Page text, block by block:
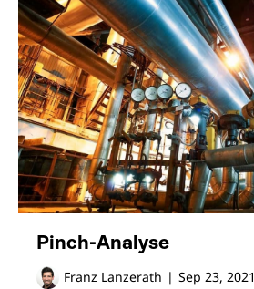
Pinch-Analyse
Franz Lanzerath | Sep 23, 2021